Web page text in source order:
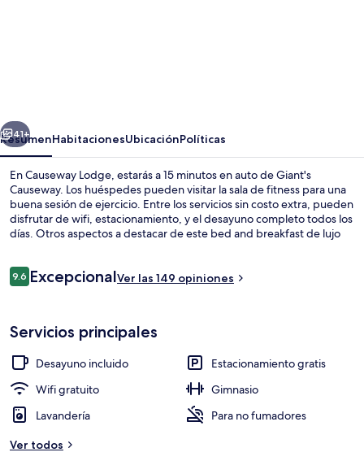
Siguiente
41+
ResumenHabitacionesUbicaciónPolíticas
En Causeway Lodge, estarás a 15 minutos en auto de Giant's
Causeway. Los huéspedes pueden visitar la sala de fitness para una
buena sesión de ejercicio. Entre los servicios sin costo extra, pueden
disfrutar de wifi, estacionamiento, y el desayuno completo todos los
días. Otros aspectos a destacar de este bed and breakfast de lujo
Opiniones
9.69.6 de 10,
ExcepcionalVer las 149 opiniones
Servicios principales
Desayuno incluido
Estacionamiento gratis
Wifi gratuito
Gimnasio
Lavandería
Para no fumadores
Ver todos